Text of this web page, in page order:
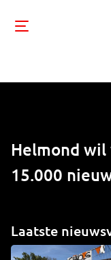
Helmond
15.000
Laatste